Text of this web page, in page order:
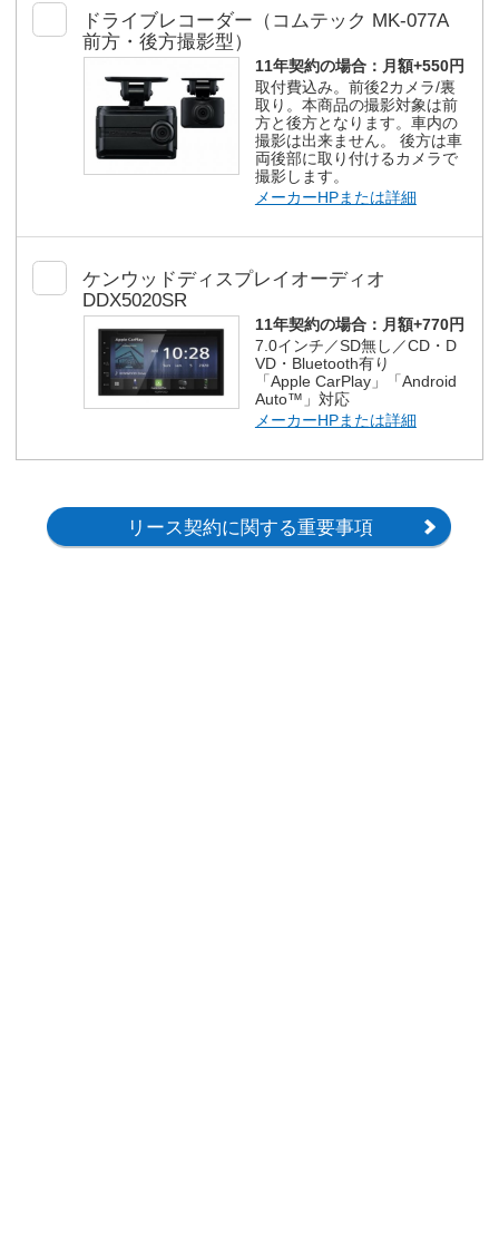
ドライブレコーダー（コムテック MK-077A
前方・後方撮影型）
11年契約の場合： 月額+550円
取付費込み。前後2カメラ/裏
取り。本商品の撮影対象は前
方と後方となります。車内の
撮影は出来ません。 後方は車
両後部に取り付けるカメラで
撮影します。
メーカーHPまたは詳細
ケンウッドディスプレイオーディオ
DDX5020SR
11年契約の場合： 月額+770円
7.0インチ／SD無し／CD・D
VD・Bluetooth有り
「Apple CarPlay」「Android
Auto™」対応
メーカーHPまたは詳細
リース契約に関する重要事項